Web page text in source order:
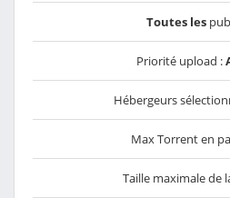
Toutes les
Priorité upload :
Hébergeurs
Max Torrent en
Taille maximale de